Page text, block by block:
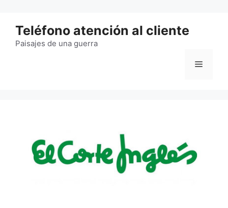
contenido
Teléfono atención al cliente
Paisajes de una guerra
Menú